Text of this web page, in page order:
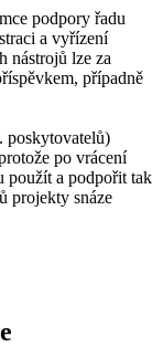
podpory řadu
a vyřízení
nástrojů lze za
případně
poskytovatelů)
po vrácení
použít a podpořit tak
projekty snáze